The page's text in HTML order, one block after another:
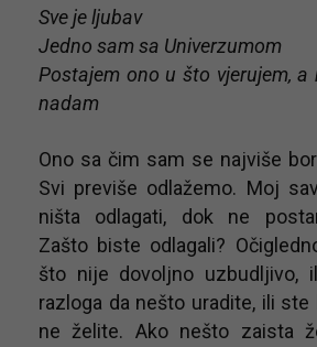
Sve je ljubav
Jedno sam sa Univerzumom
Postajem ono u što vjerujem, a
nadam
Ono sa čim sam se najviše
Svi previše odlažemo. Moj
ništa odlagati, dok ne
Zašto biste odlagali?
što nije dovoljno uzbudljivo,
razloga da nešto uradite, ili ste
ne želite. Ako nešto zaista